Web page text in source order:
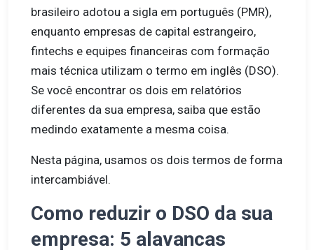
brasileiro adotou a sigla em português (PMR),
enquanto empresas de capital estrangeiro,
fintechs e equipes financeiras com formação
mais técnica utilizam o termo em inglês (DSO).
Se você encontrar os dois em relatórios
diferentes da sua empresa, saiba que estão
medindo exatamente a mesma coisa.
Nesta página, usamos os dois termos de forma
intercambiável.
Como reduzir o DSO da sua
empresa: 5 alavancas